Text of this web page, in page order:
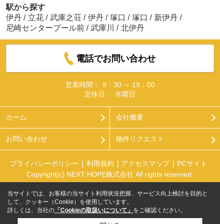
駅から探す
伊丹 / 立花 / 武庫之荘 / 伊丹 / 塚口 / 塚口 / 新伊丹 /
尼崎センタープール前 / 武庫川 / 北伊丹
電話でお問い合わせ
営業時間：
9：30 ～ 19：00
定休日：
水曜日
ホーム 会社概要
お問い合わせ 物件リクエスト
プライバシーポリシー 利用規約 アクセスマップ
PCサイト
Copyright(c) NEXT HOPE株式会社 All rights reserved.
当サイトでは、お客様の当サイト利用状況把握、サービス向上検討を目的と
して、クッキー（Cookie）を使用しています。
詳しくは、当社の 「Cookieの取扱いについて」 をご確認ください。